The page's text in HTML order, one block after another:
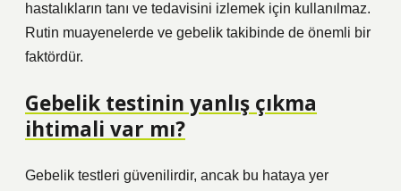
hastalıkların tanı ve tedavisini izlemek için kullanılmaz.
Rutin muayenelerde ve gebelik takibinde de önemli bir
faktördür.
Gebelik testinin yanlış çıkma
ihtimali var mı?
Gebelik testleri güvenilirdir, ancak bu hataya yer